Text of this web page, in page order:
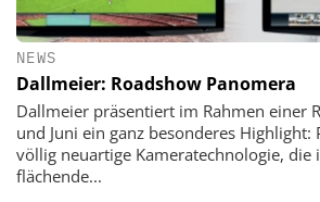
NEWS
Dallmeier: Roadshow Panomera
Dallmeier präsentiert im Rahmen einer
und Juni ein ganz besonderes Highlight:
völlig neuartige Kameratechnologie, die
flächende...